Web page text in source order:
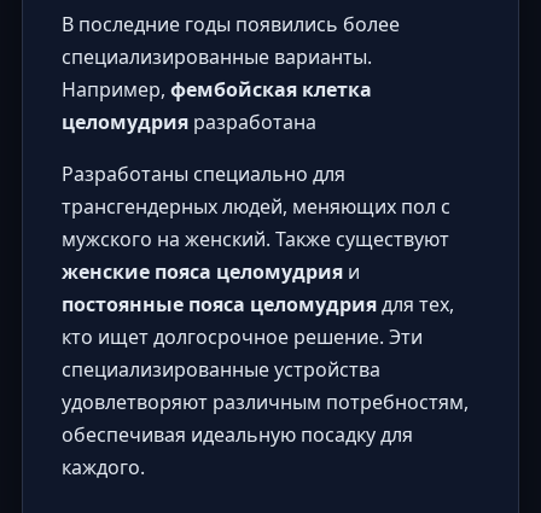
В последние годы появились более
специализированные варианты.
Например, фембойская клетка
целомудрияразработана
Разработаны специально для
трансгендерных людей, меняющих пол с
мужского на женский. Также существуют
женские пояса целомудрияи
постоянные пояса целомудриядля тех,
кто ищет долгосрочное решение. Эти
специализированные устройства
удовлетворяют различным потребностям,
обеспечивая идеальную посадку для
каждого.